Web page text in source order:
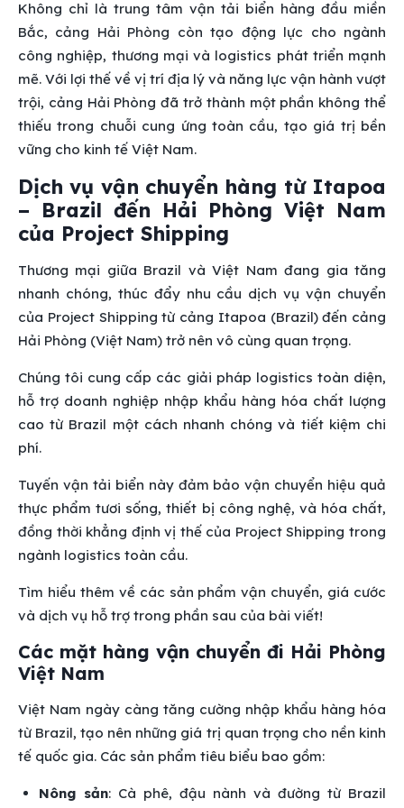
Không chỉ là trung tâm vận tải biển hàng đầu miền
Bắc, cảng Hải Phòng còn tạo động lực cho ngành
công nghiệp, thương mại và logistics phát triển mạnh
mẽ. Với lợi thế về vị trí địa lý và năng lực vận hành vượt
trội, cảng Hải Phòng đã trở thành một phần không thể
thiếu trong chuỗi cung ứng toàn cầu, tạo giá trị bền
vững cho kinh tế Việt Nam.
Dịch vụ vận chuyển hàng từ Itapoa
– Brazil đến Hải Phòng Việt Nam
của Project Shipping
Thương mại giữa Brazil và Việt Nam đang gia tăng
nhanh chóng, thúc đẩy nhu cầu dịch vụ vận chuyển
của Project Shipping từ cảng Itapoa (Brazil) đến cảng
Hải Phòng (Việt Nam) trở nên vô cùng quan trọng.
Chúng tôi cung cấp các giải pháp logistics toàn diện,
hỗ trợ doanh nghiệp nhập khẩu hàng hóa chất lượng
cao từ Brazil một cách nhanh chóng và tiết kiệm chi
phí.
Tuyến vận tải biển này đảm bảo vận chuyển hiệu quả
thực phẩm tươi sống, thiết bị công nghệ, và hóa chất,
đồng thời khẳng định vị thế của Project Shipping trong
ngành logistics toàn cầu.
Tìm hiểu thêm về các sản phẩm vận chuyển, giá cước
và dịch vụ hỗ trợ trong phần sau của bài viết!
Các mặt hàng vận chuyển đi Hải Phòng
Việt Nam
Việt Nam ngày càng tăng cường nhập khẩu hàng hóa
từ Brazil, tạo nên những giá trị quan trọng cho nền kinh
tế quốc gia. Các sản phẩm tiêu biểu bao gồm:
Nông sản: Cà phê, đậu nành và đường từ Brazil